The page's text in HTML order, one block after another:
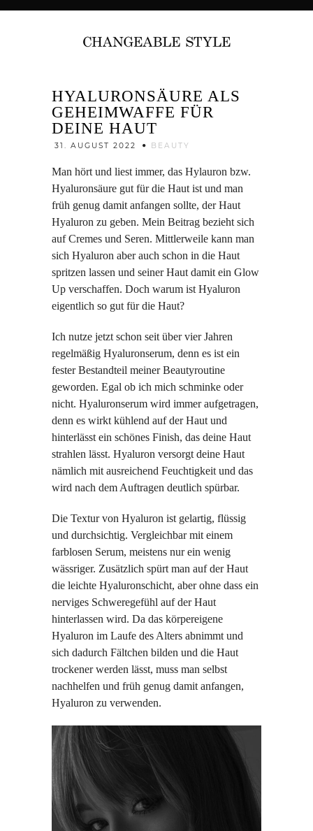
HYALURONSÄURE ALS
GEHEIMWAFFE FÜR
DEINE HAUT
31. AUGUST 2022 BEAUTY
Man hört und liest immer, das Hylauron bzw.
Hyaluronsäure gut für die Haut ist und man
früh genug damit anfangen sollte, der Haut
Hyaluron zu geben. Mein Beitrag bezieht sich
auf Cremes und Seren. Mittlerweile kann man
sich Hyaluron aber auch schon in die Haut
spritzen lassen und seiner Haut damit ein Glow
Up verschaffen. Doch warum ist Hyaluron
eigentlich so gut für die Haut?
Ich nutze jetzt schon seit über vier Jahren
regelmäßig Hyaluronserum, denn es ist ein
fester Bestandteil meiner Beautyroutine
geworden. Egal ob ich mich schminke oder
nicht. Hyaluronserum wird immer aufgetragen,
denn es wirkt kühlend auf der Haut und
hinterlässt ein schönes Finish, das deine Haut
strahlen lässt. Hyaluron versorgt deine Haut
nämlich mit ausreichend Feuchtigkeit und das
wird nach dem Auftragen deutlich spürbar.
Die Textur von Hyaluron ist gelartig, flüssig
und durchsichtig. Vergleichbar mit einem
farblosen Serum, meistens nur ein wenig
wässriger. Zusätzlich spürt man auf der Haut
die leichte Hyaluronschicht, aber ohne dass ein
nerviges Schweregefühl auf der Haut
hinterlassen wird. Da das körpereigene
Hyaluron im Laufe des Alters abnimmt und
sich dadurch Fältchen bilden und die Haut
trockener werden lässt, muss man selbst
nachhelfen und früh genug damit anfangen,
Hyaluron zu verwenden.